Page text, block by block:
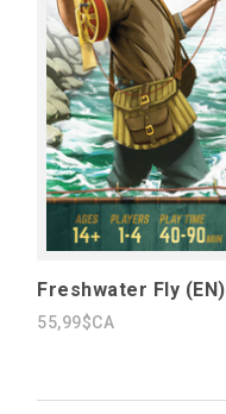
Freshwater Fly (EN)
55,99$CA